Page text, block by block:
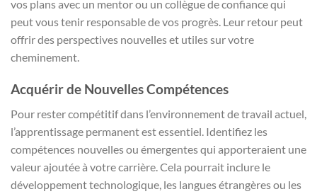
vos plans avec un mentor ou un collègue de confiance qui
peut vous tenir responsable de vos progrès. Leur retour peut
offrir des perspectives nouvelles et utiles sur votre
cheminement.
Acquérir de Nouvelles Compétences
Pour rester compétitif dans l’environnement de travail actuel,
l’apprentissage permanent est essentiel. Identifiez les
compétences nouvelles ou émergentes qui apporteraient une
valeur ajoutée à votre carrière. Cela pourrait inclure le
développement technologique, les langues étrangères ou les